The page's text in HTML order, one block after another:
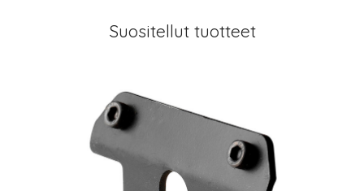
Suositellut tuotteet